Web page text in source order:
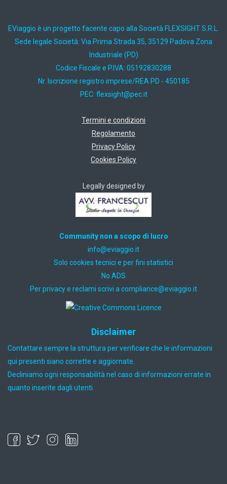
EViaggio è un progetto facente capo alla Società FLEXSIGHT S.R.L.
Sede legale Società: Via Prima Strada 35, 35129 Padova Zona
Industriale (PD)
Codice Fiscale e P.IVA: 05192830288
Nr. Iscrizione registro imprese/REA PD - 450185
PEC: ti.cep@thgisxelf
Termini e condizioni
Regolamento
Privacy Policy
Cookies Policy
Legally designed by
Community non a scopo di lucro
ti.oiggaive@ofni
Solo cookies tecnici e per fini statistici
No ADS
Per privacy e reclami scrivi a ti.oiggaive@ecnailpmoc
Disclaimer
Contattare sempre la struttura per verificare che le informazioni
qui presenti siano corrette e aggiornate.
Decliniamo ogni responsabilità nel caso di informazioni errate in
quanto inserite dagli utenti.